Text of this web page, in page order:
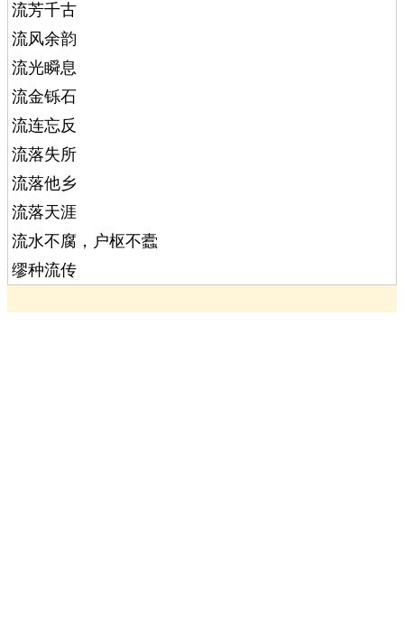
流芳千古
流风余韵
流光瞬息
流金铄石
流连忘反
流落失所
流落他乡
流落天涯
流水不腐，户枢不蠹
缪种流传